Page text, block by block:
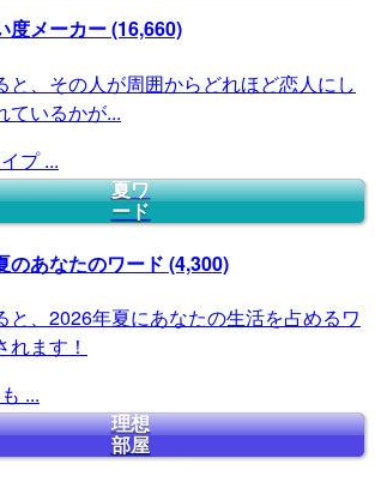
度メーカー(16,660)
と、その人が周囲からどれほど恋人にし
ているかが...
プ ...
夏ワ
ード
のあなたのワード (4,300)
と、2026年夏にあなたの生活を占めるワ
れます！
...
理想
部屋